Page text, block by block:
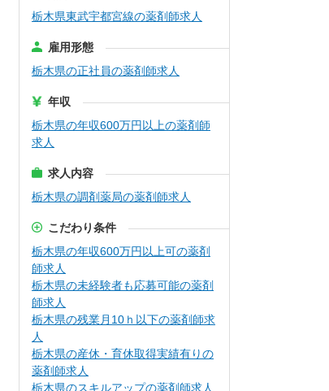
栃木県東武宇都宮線の薬剤師求人
雇用形態
栃木県の正社員の薬剤師求人
年収
栃木県の年収600万円以上の薬剤師
求人
求人内容
栃木県の調剤薬局の薬剤師求人
こだわり条件
栃木県の年収600万円以上可の薬剤
師求人
栃木県の未経験者も応募可能の薬剤
師求人
栃木県の残業月10ｈ以下の薬剤師求
人
栃木県の産休・育休取得実績有りの
薬剤師求人
栃木県のスキルアップの薬剤師求人